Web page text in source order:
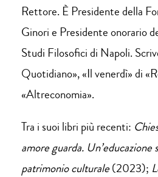
Rettore. È Presidente della
Ginori e Presidente onorario
Studi Filosofici di Napoli.
Quotidiano», «Il venerdì» di
«Altreconomia».
Tra i suoi libri più recenti:
amore guarda.
patrimonio culturale(2023);